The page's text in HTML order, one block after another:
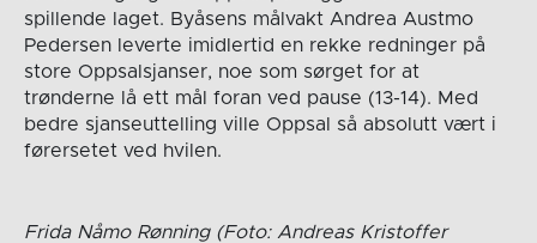
spillende laget. Byåsens målvakt Andrea Austmo
Pedersen leverte imidlertid en rekke redninger på
store Oppsalsjanser, noe som sørget for at
trønderne lå ett mål foran ved pause (13-14). Med
bedre sjanseuttelling ville Oppsal så absolutt vært i
førersetet ved hvilen.
Frida Nåmo Rønning (Foto: Andreas Kristoffer